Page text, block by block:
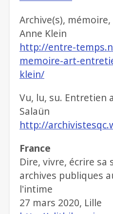
Archive(s),
Anne Klein
http://entre-
memoire-art-
klein/
Vu, lu, su. Entretien
Salaün
http://
France
Dire, vivre, écrire sa
archives publiques
l'intime
27 mars 2020, Lille